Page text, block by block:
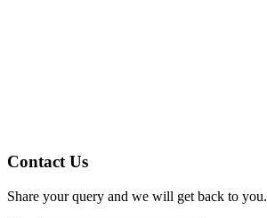
Contact Us
Share your query and we will get back to you.